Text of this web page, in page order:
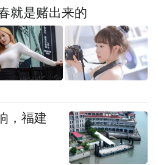
就是赌出来的
，福建